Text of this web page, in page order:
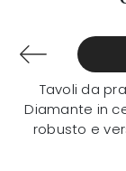
Tavoli da
Diamante in
robusto e